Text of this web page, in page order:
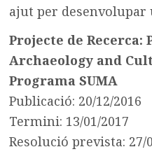
ajut per desenvolupar
Projecte de Recerca:
Archaeology and
Programa SUMA
Publicació: 20/12/2016
Termini: 13/01/2017
Resolució prevista: 27/